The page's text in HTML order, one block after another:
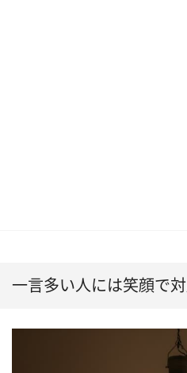
一言多い人には笑顔で対